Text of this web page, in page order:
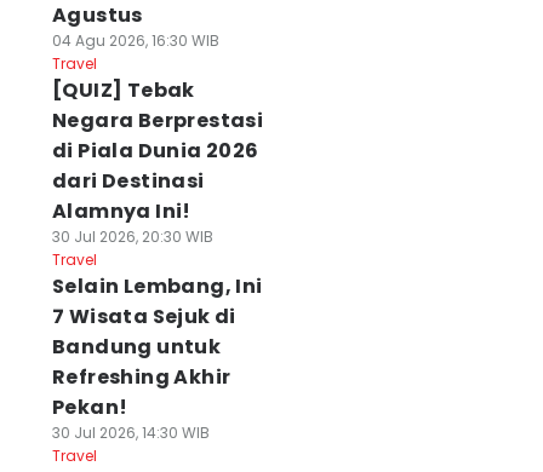
Agustus
04 Agu 2026, 16:30 WIB
Travel
[QUIZ] Tebak
Negara Berprestasi
di Piala Dunia 2026
dari Destinasi
Alamnya Ini!
30 Jul 2026, 20:30 WIB
Travel
Selain Lembang, Ini
7 Wisata Sejuk di
Bandung untuk
Refreshing Akhir
Pekan!
30 Jul 2026, 14:30 WIB
Travel